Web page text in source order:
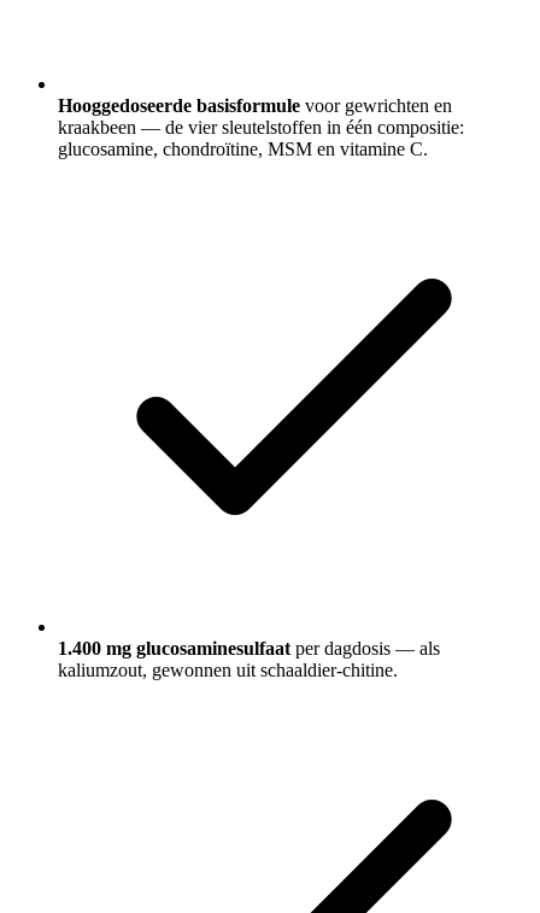
Hooggedoseerde basisformule voor gewrichten en
kraakbeen — de vier sleutelstoffen in één compositie:
glucosamine, chondroïtine, MSM en vitamine C.
1.400 mg glucosaminesulfaat per dagdosis — als
kaliumzout, gewonnen uit schaaldier-chitine.